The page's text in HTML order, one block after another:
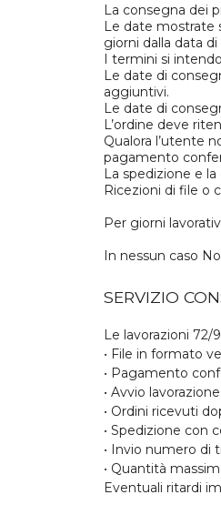
La consegna dei
Le date mostrate
giorni dalla data
I termini si
Le date di
aggiuntivi.
Le date di
L’ordine deve
Qualora l’utente
pagamento
La spedizione e
Ricezioni di file o
Per giorni
In nessun caso
SERVIZIO
Le lavorazioni 72/
• File in formato
• Pagamento
• Avvio
• Ordini ricevuti
• Spedizione con
• Invio numero di
• Quantità
Eventuali ritardi